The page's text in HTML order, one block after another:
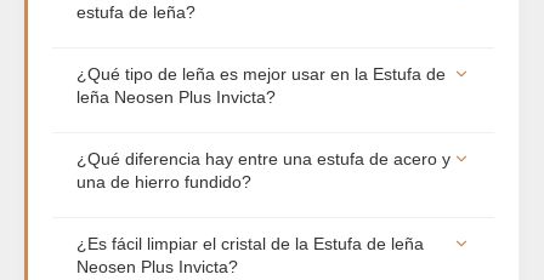
estufa de leña?
necesita una salida de humos con tubo
homologado que evacue los gases hacia el
Es fundamental para garantizar la seguridad de la
vivienda y lograr un buen tiro que permita una
¿Qué tipo de leña es mejor usar en la Estufa de
leña Neosen Plus Invicta?
útil de la estufa, recomendamos usar maderas
duras y secas (con una humedad inferior al 20%)
importante evitar maderas resinosas o húmedas,
ya que generan mucha creosota y ensucian los
¿Qué diferencia hay entre una estufa de acero y
una de hierro fundido?
forma muy rápida y ceden el calor a la estancia
¿Es fácil limpiar el cristal de la Estufa de leña
Neosen Plus Invicta?